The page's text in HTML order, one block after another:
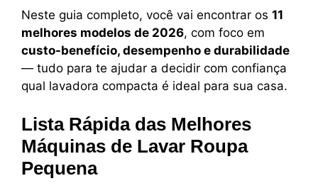
Neste guia completo, você vai encontrar os 11
melhores modelos de 2026, com foco em
custo-benefício, desempenho e durabilidade
— tudo para te ajudar a decidir com confiança
qual lavadora compacta é ideal para sua casa.
Lista Rápida das Melhores
Máquinas de Lavar Roupa
Pequena